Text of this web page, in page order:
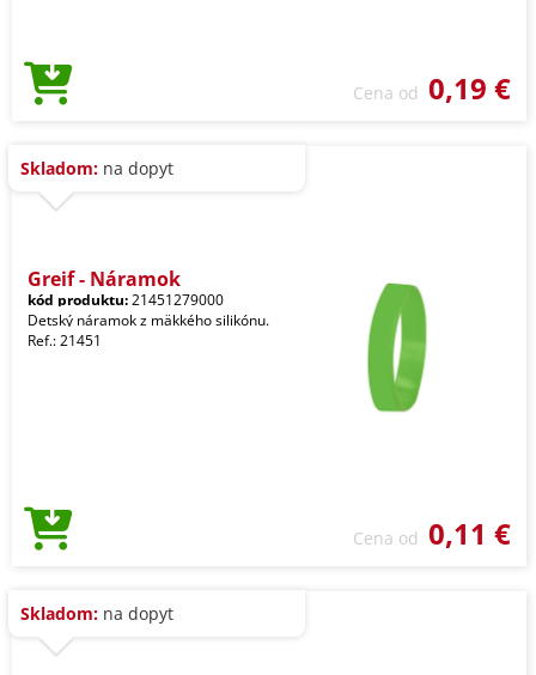
Cena od 0,19 €
Skladom: na dopyt
Greif - Náramok
kód produktu:21451279000
Detský náramok z mäkkého silikónu.
Ref.: 21451
Cena od 0,11 €
Skladom: na dopyt